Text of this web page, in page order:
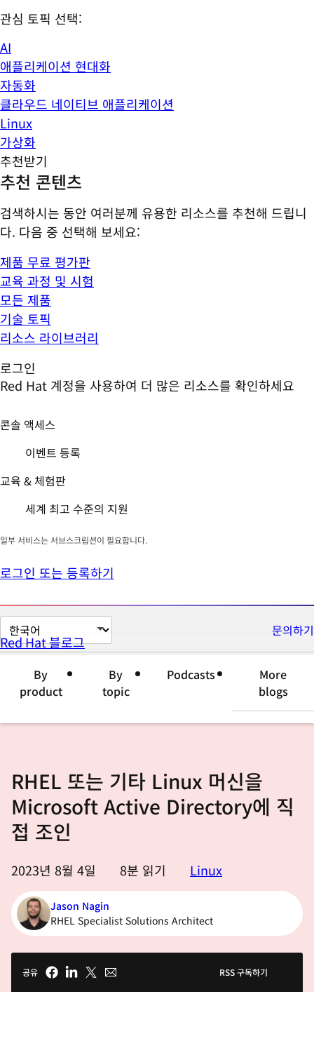
관심 토픽 선택:
AI
애플리케이션 현대화
자동화
클라우드 네이티브 애플리케이션
Linux
가상화
추천받기
추천 콘텐츠
검색하시는 동안 여러분께 유용한 리소스를 추천해 드립니
다. 다음 중 선택해 보세요:
제품 무료 평가판
교육 과정 및 시험
모든 제품
기술 토픽
리소스 라이브러리
로그인
Red Hat 계정을 사용하여 더 많은 리소스를 확인하세요
콘솔 액세스
이벤트 등록
교육 & 체험판
세계 최고 수준의 지원
일부 서비스는 서브스크립션이 필요합니다.
로그인 또는 등록하기
페
이
변
문의하기
Red Hat 블로그
By
product
By
topic
Podcasts
More
blogs
RHEL 또는 기타 Linux 머신을
Microsoft Active Directory에 직
접 조인
2023년 8월 4일 8분 읽기 Linux
Jason Nagin
RHEL Specialist Solutions Architect
공유 RSS 구독하기